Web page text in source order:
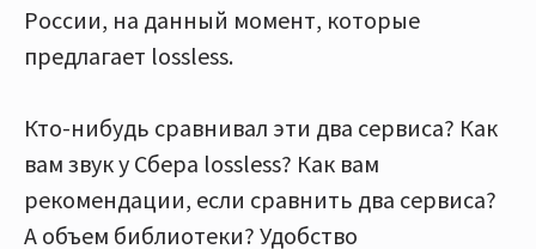
России, на данный момент, которые
предлагает lossless.
Кто-нибудь сравнивал эти два сервиса? Как
вам звук у Сбера lossless? Как вам
рекомендации, если сравнить два сервиса?
А объем библиотеки? Удобство